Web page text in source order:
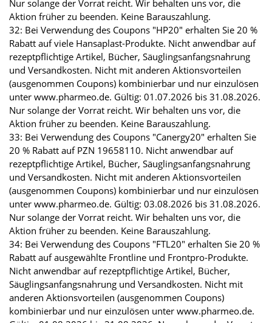
Nur solange der Vorrat reicht. Wir behalten uns vor, die
Aktion früher zu beenden. Keine Barauszahlung.
32: Bei Verwendung des Coupons "HP20" erhalten Sie 20 %
Rabatt auf viele Hansaplast-Produkte. Nicht anwendbar auf
rezeptpflichtige Artikel, Bücher, Säuglingsanfangsnahrung
und Versandkosten. Nicht mit anderen Aktionsvorteilen
(ausgenommen Coupons) kombinierbar und nur einzulösen
unter www.pharmeo.de. Gültig: 01.07.2026 bis 31.08.2026.
Nur solange der Vorrat reicht. Wir behalten uns vor, die
Aktion früher zu beenden. Keine Barauszahlung.
33: Bei Verwendung des Coupons "Canergy20" erhalten Sie
20 % Rabatt auf PZN 19658110. Nicht anwendbar auf
rezeptpflichtige Artikel, Bücher, Säuglingsanfangsnahrung
und Versandkosten. Nicht mit anderen Aktionsvorteilen
(ausgenommen Coupons) kombinierbar und nur einzulösen
unter www.pharmeo.de. Gültig: 03.08.2026 bis 31.08.2026.
Nur solange der Vorrat reicht. Wir behalten uns vor, die
Aktion früher zu beenden. Keine Barauszahlung.
34: Bei Verwendung des Coupons "FTL20" erhalten Sie 20 %
Rabatt auf ausgewählte Frontline und Frontpro-Produkte.
Nicht anwendbar auf rezeptpflichtige Artikel, Bücher,
Säuglingsanfangsnahrung und Versandkosten. Nicht mit
anderen Aktionsvorteilen (ausgenommen Coupons)
kombinierbar und nur einzulösen unter www.pharmeo.de.